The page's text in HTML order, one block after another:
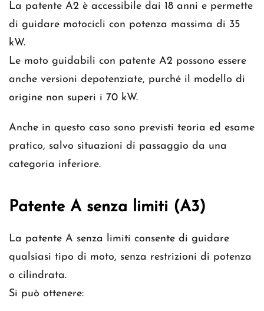
La patente A2 è accessibile dai 18 anni e permette
di guidare motocicli con potenza massima di 35
kW.
Le moto guidabili con patente A2 possono essere
anche versioni depotenziate, purché il modello di
origine non superi i 70 kW.
Anche in questo caso sono previsti teoria ed esame
pratico, salvo situazioni di passaggio da una
categoria inferiore.
Patente A senza limiti (A3)
La patente A senza limiti consente di guidare
qualsiasi tipo di moto, senza restrizioni di potenza
o cilindrata.
Si può ottenere: